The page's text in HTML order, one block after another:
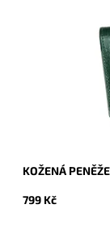
Velmi krásná
Novinka, která
2
KOŽENÁ
799 Kč